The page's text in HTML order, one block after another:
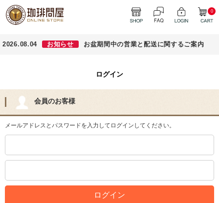
0
2026.08.04 お知らせ お盆期間中の営業と配送に関するご案内
ログイン
会員のお客様
メールアドレスとパスワードを入力してログインしてください。